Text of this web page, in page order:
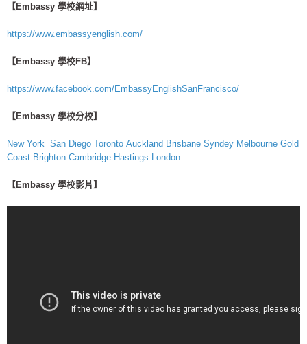
【Embassy 學校網址】
https://www.embassyenglish.com/
【Embassy 學校FB】
https://www.facebook.com/EmbassyEnglishSanFrancisco/
【Embassy 學校分校】
New York San Diego Toronto Auckland Brisbane Syndey Melbourne Gold
Coast Brighton Cambridge Hastings London
【Embassy 學校影片】